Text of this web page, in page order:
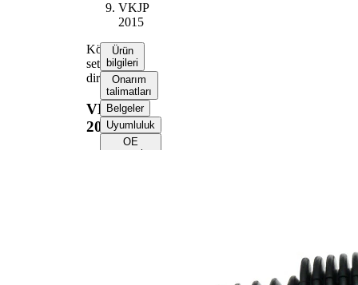
VKJP
2015
Körük
seti,
direksiyon
VKJP
2015
Ürün
bilgileri
Onarım
talimatları
Belgeler
Uyumluluk
OE
numaraları